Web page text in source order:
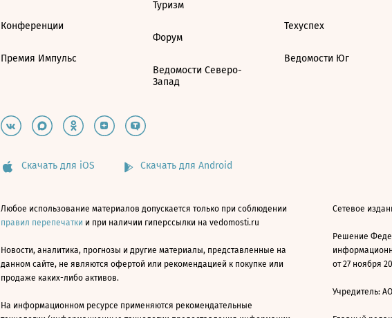
Конференции
Премия Импульс
Туризм
Форум
Ведомости Северо-
Запад
Техуспех
Ведомости Юг
Скачать для iOS Скачать для Android
Любое использование материалов допускается только при соблюдении
правил перепечатки и при наличии гиперссылки на vedomosti.ru
Новости, аналитика, прогнозы и другие материалы, представленные на
данном сайте, не являются офертой или рекомендацией к покупке или
продаже каких-либо активов.
На информационном ресурсе применяются рекомендательные
Сетевое
Решение
от 27 ноября
Учредитель: